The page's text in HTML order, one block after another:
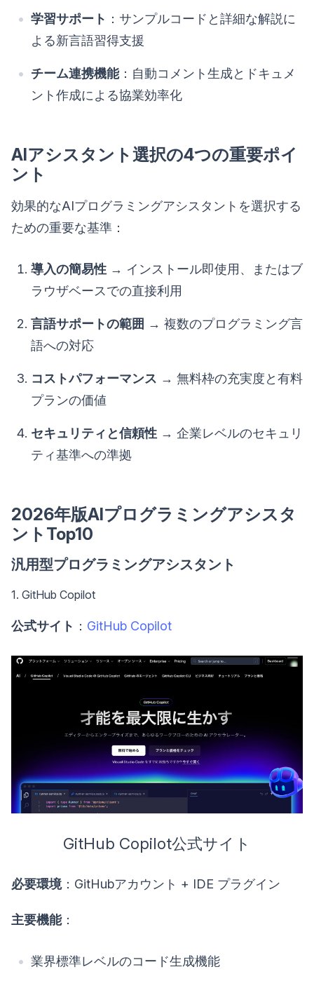
学習サポート ：サンプルコードと詳細な解説に
よる新言語習得支援
チーム連携機能：自動コメント生成とドキュメ
ント作成による協業効率化
AIアシスタント選択の4つの重要ポイ
ント
効果的なAIプログラミングアシスタントを選択する
ための重要な基準：
導入の簡易性 → インストール即使用、またはブ
ラウザベースでの直接利用
言語サポートの範囲 → 複数のプログラミング言
語への対応
コストパフォーマンス → 無料枠の充実度と有料
プランの価値
セキュリティと信頼性 → 企業レベルのセキュリ
ティ基準への準拠
2026年版AIプログラミングアシスタ
ントTop10
汎用型プログラミングアシスタント
1. GitHub Copilot
公式サイト ： GitHub Copilot
GitHub Copilot公式サイト
必要環境：GitHubアカウント + IDE プラグイン
主要機能：
業界標準レベルのコード生成機能